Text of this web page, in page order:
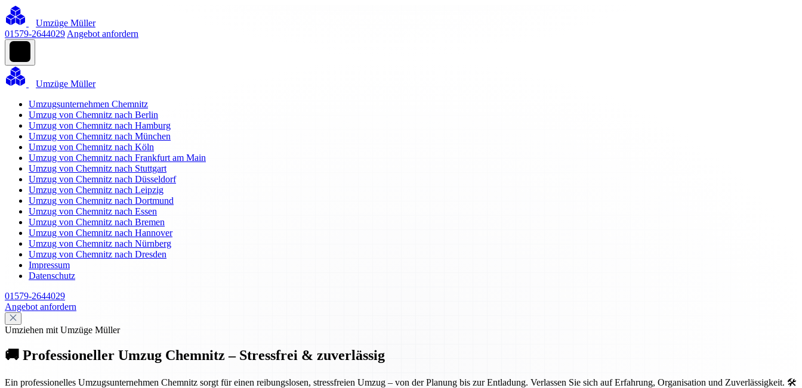
Umzüge Müller
01579-2644029 Angebot anfordern
Umzüge Müller
Umzugsunternehmen Chemnitz
Umzug von Chemnitz nach Berlin
Umzug von Chemnitz nach Hamburg
Umzug von Chemnitz nach München
Umzug von Chemnitz nach Köln
Umzug von Chemnitz nach Frankfurt am Main
Umzug von Chemnitz nach Stuttgart
Umzug von Chemnitz nach Düsseldorf
Umzug von Chemnitz nach Leipzig
Umzug von Chemnitz nach Dortmund
Umzug von Chemnitz nach Essen
Umzug von Chemnitz nach Bremen
Umzug von Chemnitz nach Hannover
Umzug von Chemnitz nach Nürnberg
Umzug von Chemnitz nach Dresden
Impressum
Datenschutz
01579-2644029
Angebot anfordern
Umziehen mit Umzüge Müller
🚚 Professioneller Umzug Chemnitz – Stressfrei & zuverlässig
Ein professionelles Umzugsunternehmen Chemnitz sorgt für einen reibungslosen, stressfreien Umzug – von der Planung bis zur Entladung. Verlassen Sie sich auf Erfahrung, Organisation und Zuverlässigkeit. 🛠️